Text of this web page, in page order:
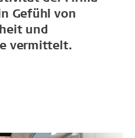
Gefühl von
und
vermittelt.